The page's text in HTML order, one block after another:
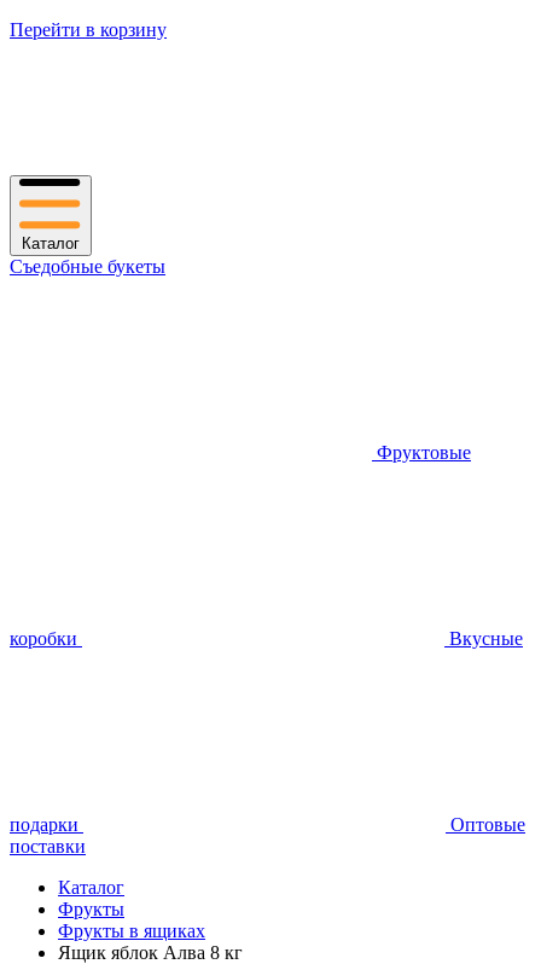
Перейти в корзину
Каталог
Съедобные букеты
Фруктовые
коробки Вкусные
подарки
Оптовые
поставки
Каталог
Фрукты
Фрукты в ящиках
Ящик яблок Алва 8 кг